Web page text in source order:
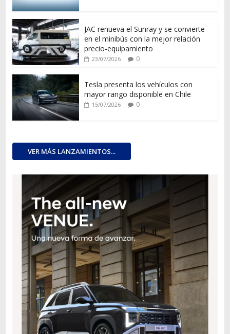
JAC renueva el Sunray y se convierte
en el minibús con la mejor relación
precio-equipamiento
23/07/2026 0
Tesla presenta los vehículos con
mayor rango disponible en Chile
15/07/2026 0
VER MÁS LANZAMIENTOS...